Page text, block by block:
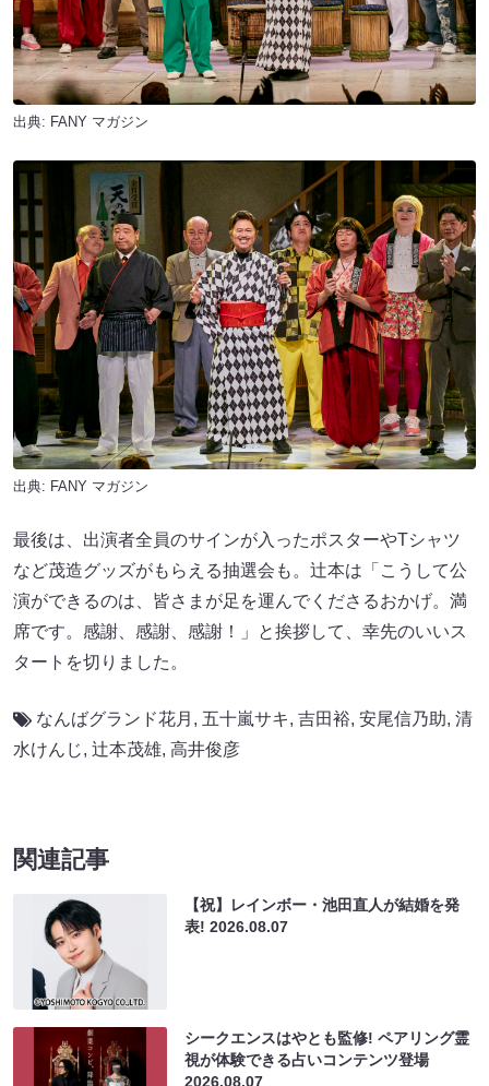
出典: FANY マガジン
出典: FANY マガジン
最後は、出演者全員のサインが入ったポスターやTシャツ
など茂造グッズがもらえる抽選会も。辻本は「こうして公
演ができるのは、皆さまが足を運んでくださるおかげ。満
席です。感謝、感謝、感謝！」と挨拶して、幸先のいいス
タートを切りました。
なんばグランド花月 , 五十嵐サキ, 吉田裕, 安尾信乃助, 清
水けんじ, 辻本茂雄, 高井俊彦
関連記事
【祝】レインボー・池田直人が結婚を発
表!2026.08.07
シークエンスはやとも監修! ペアリング霊
視が体験できる占いコンテンツ登場
2026.08.07